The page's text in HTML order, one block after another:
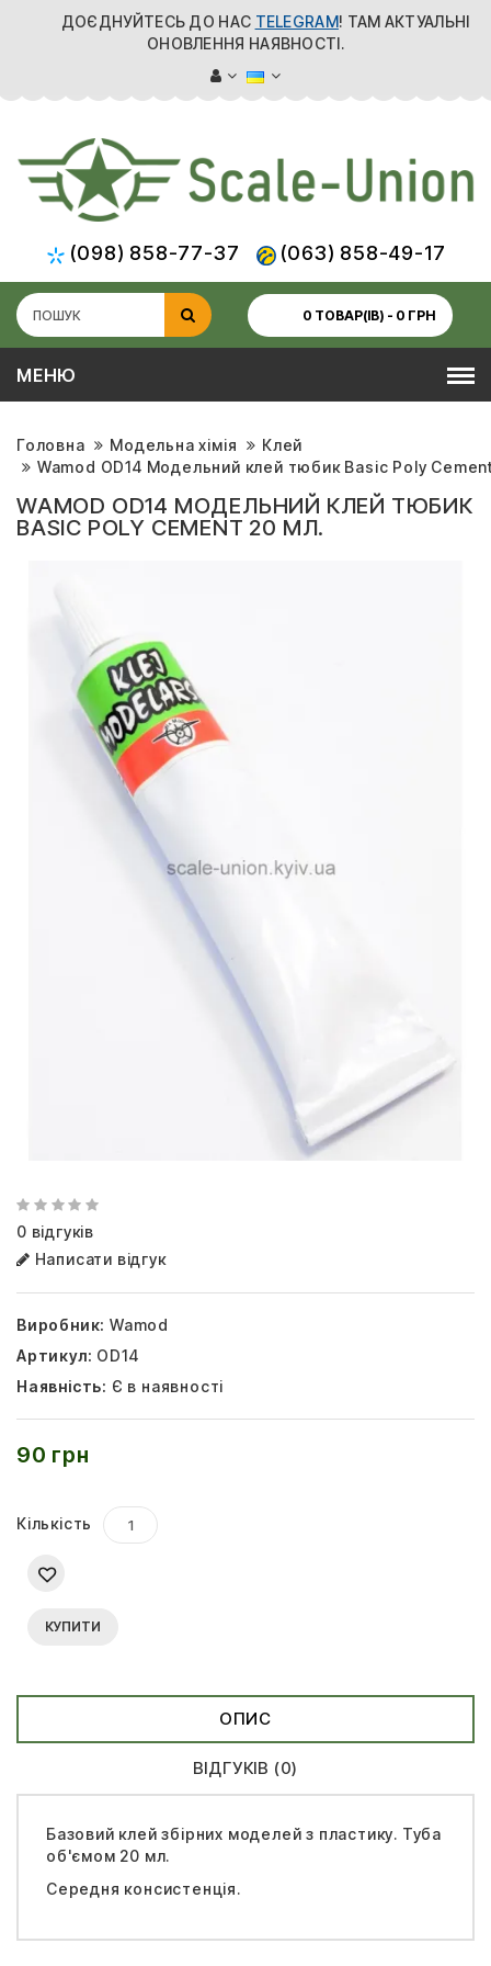
ДОЄДНУЙТЕСЬ ДО НАС TELEGRAM! ТАМ АКТУАЛЬНІ
ОНОВЛЕННЯ НАЯВНОСТІ.
(098) 858-77-37 (063) 858-49-17
0 ТОВАР(ІВ) - 0 ГРН
МЕНЮ
Головна Модельна хімія
Клей
Wamod OD14 Модельний клей тюбик Basic Poly
WAMOD OD14 МОДЕЛЬНИЙ КЛЕЙ ТЮБИК
BASIC POLY CEMENT 20 МЛ.
0 відгуків
Написати відгук
Виробник: Wamod
Артикул: OD14
Наявність: Є в наявності
90 грн
Кількість
КУПИТИ
ОПИС
ВІДГУКІВ (0)
Базовий клей збірних моделей з пластику. Туба
об'ємом 20 мл.
Середня консистенція.